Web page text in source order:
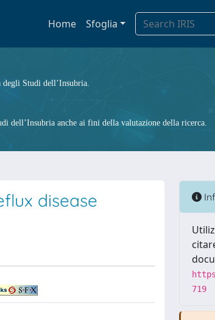
Home Sfoglia
Studi dell’Insubria.
dell’Insubria anche ai fini della valutazione della ricerca.
disease
719